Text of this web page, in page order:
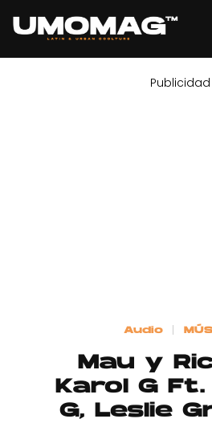
Contacto
Publicidad
Audio
Mau y
Karol G
G, Leslie